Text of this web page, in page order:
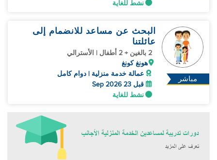
نشط للغاية
مباشر
البحث عن مساعد للانضمام إلى
عائلتنا
2 بالغين + 2 أطفال | الأسترالي
هونغ كونغ
عمالة خدمة منزلية | دوام كامل
قبل 23 Sep 2026
نشط للغاية